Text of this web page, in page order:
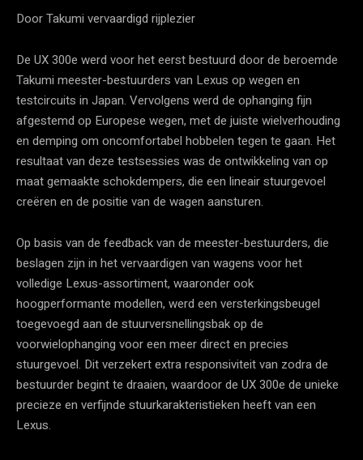
Door Takumi vervaardigd rijplezier
De UX 300e werd voor het eerst bestuurd door de beroemde
Takumi meester-bestuurders van Lexus op wegen en
testcircuits in Japan. Vervolgens werd de ophanging fijn
afgestemd op Europese wegen, met de juiste wielverhouding
en demping om oncomfortabel hobbelen tegen te gaan. Het
resultaat van deze testsessies was de ontwikkeling van op
maat gemaakte schokdempers, die een lineair stuurgevoel
creëren en de positie van de wagen aansturen.
Op basis van de feedback van de meester-bestuurders, die
beslagen zijn in het vervaardigen van wagens voor het
volledige Lexus-assortiment, waaronder ook
hoogperformante modellen, werd een versterkingsbeugel
toegevoegd aan de stuurversnellingsbak op de
voorwielophanging voor een meer direct en precies
stuurgevoel. Dit verzekert extra responsiviteit van zodra de
bestuurder begint te draaien, waardoor de UX 300e de unieke
precieze en verfijnde stuurkarakteristieken heeft van een
Lexus.